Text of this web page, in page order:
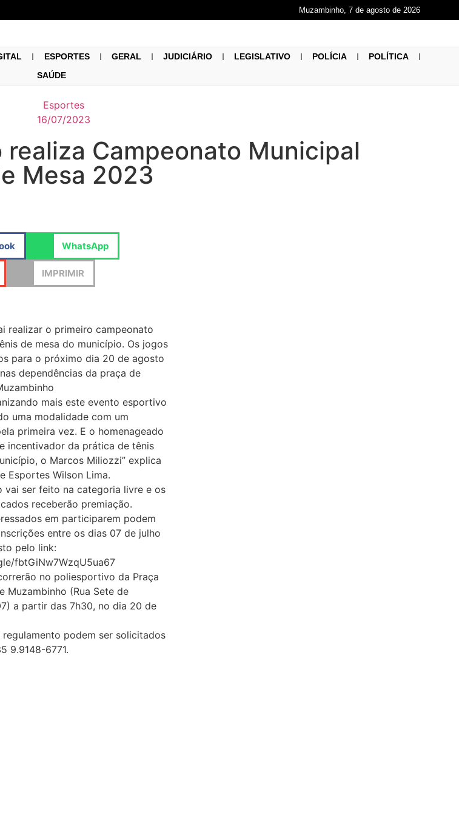
Muzambinho, 7 de agosto de 2026
ESPORTES GERAL JUDICIÁRIO LEGISLATIVO POLÍCIA
POLÍTICA
SAÚDE
Esportes
16/07/2023
Campeonato Municipal
Mesa 2023
WhatsApp
IMPRIMIR
realizar o primeiro campeonato
de mesa do município. Os jogos
para o próximo dia 20 de agosto
dependências da praça de
mais este evento esportivo
uma modalidade com um
primeira vez. E o homenageado
incentivador da prática de tênis
o Marcos Miliozzi” explica
Esportes Wilson Lima.
vai ser feito na categoria livre e os
receberão premiação.
em participarem podem
entre os dias 07 de julho
pelo link:
fbtGiNw7WzqU5ua67
no poliesportivo da Praça
Muzambinho (Rua Sete de
a partir das 7h30, no dia 20 de
regulamento podem ser solicitados
9.9148-6771.